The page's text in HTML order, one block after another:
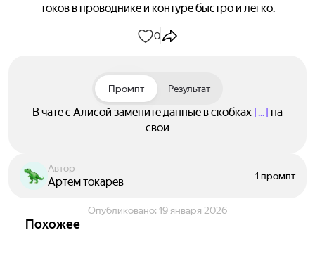
токов в проводнике и контуре быстро и легко.
0
Промпт Результат
В чате с Алисой замените данные в скобках [...] на
свои
Автор
Артем токарев 1 промпт
Опубликовано: 19 января 2026
Похожее